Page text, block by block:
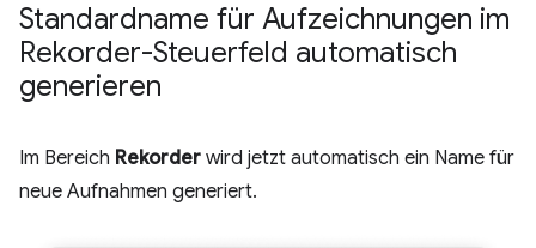
Standardname für Aufzeichnungen im
Rekorder-Steuerfeld automatisch
generieren
Im Bereich Rekorder wird jetzt automatisch ein Name für
neue Aufnahmen generiert.